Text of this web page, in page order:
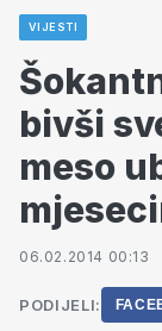
VIJESTI
bivši
meso
06.02.2014 00:13
PODIJELI: